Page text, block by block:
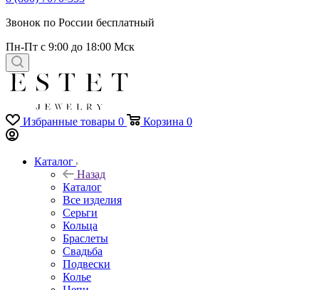
Звонок по России бесплатный
Пн-Пт с 9:00 до 18:00 Мск
Избранные товары 0 Корзина 0
Каталог
Назад
Каталог
Все изделия
Серьги
Кольца
Браслеты
Свадьба
Подвески
Колье